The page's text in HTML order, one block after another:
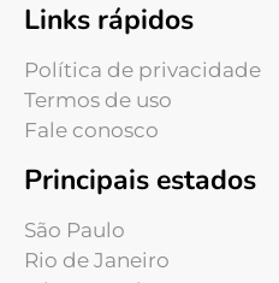
Links rápidos
Política de privacidade
Termos de uso
Fale conosco
Principais estados
São Paulo
Rio de Janeiro